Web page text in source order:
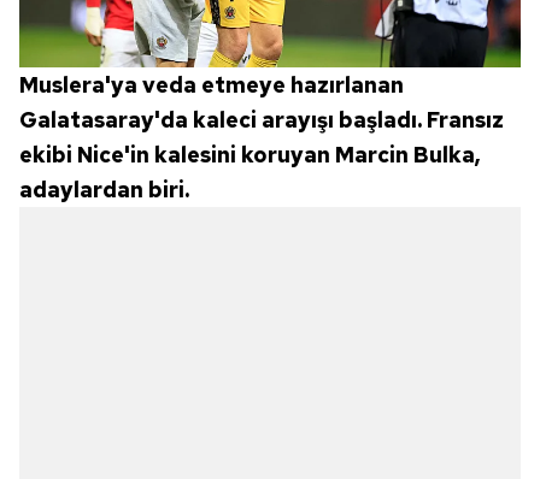
Muslera'ya veda etmeye hazırlanan
Galatasaray'da kaleci arayışı başladı. Fransız
ekibi Nice'in kalesini koruyan Marcin Bulka,
adaylardan biri.